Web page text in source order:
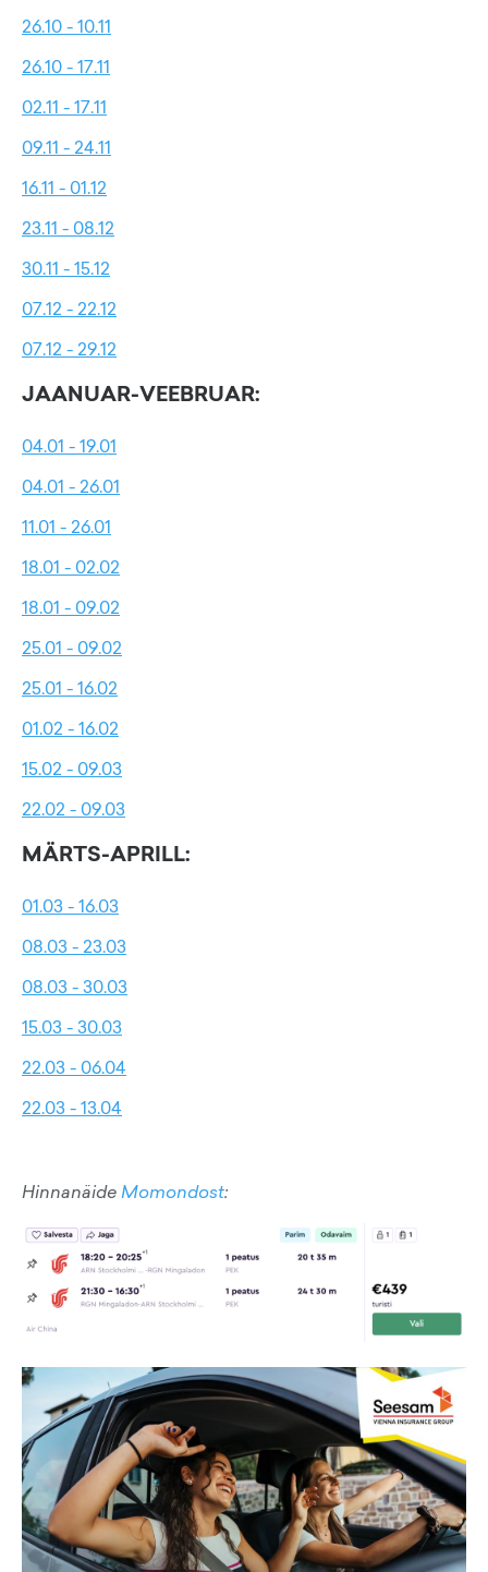
26.10 - 10.11
26.10 - 17.11
02.11 - 17.11
09.11 - 24.11
16.11 - 01.12
23.11 - 08.12
30.11 - 15.12
07.12 - 22.12
07.12 - 29.12
JAANUAR-VEEBRUAR:
04.01 - 19.01
04.01 - 26.01
11.01 - 26.01
18.01 - 02.02
18.01 - 09.02
25.01 - 09.02
25.01 - 16.02
01.02 - 16.02
15.02 - 09.03
22.02 - 09.03
MÄRTS-APRILL:
01.03 - 16.03
08.03 - 23.03
08.03 - 30.03
15.03 - 30.03
22.03 - 06.04
22.03 - 13.04
HinnanäideMomondost: